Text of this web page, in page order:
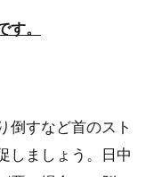
。
倒すなど首のスト
しましょう。日中